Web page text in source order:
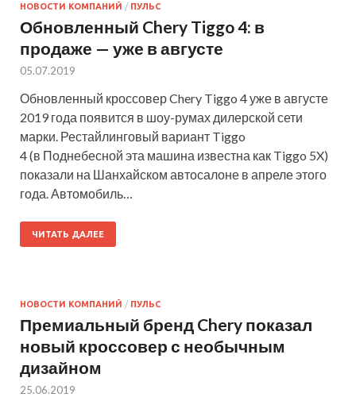
НОВОСТИ КОМПАНИЙ / ПУЛЬС
Обновленный Chery Tiggo 4: в
продаже — уже в августе
05.07.2019
Обновленный кроссовер Chery Tiggo 4 уже в августе
2019 года появится в шоу-румах дилерской сети
марки. Рестайлинговый вариант Tiggo
4 (в Поднебесной эта машина известна как Tiggo 5X)
показали на Шанхайском автосалоне в апреле этого
года. Автомобиль…
ЧИТАТЬ ДАЛЕЕ
НОВОСТИ КОМПАНИЙ / ПУЛЬС
Премиальный бренд Chery показал
новый кроссовер с необычным
дизайном
25.06.2019